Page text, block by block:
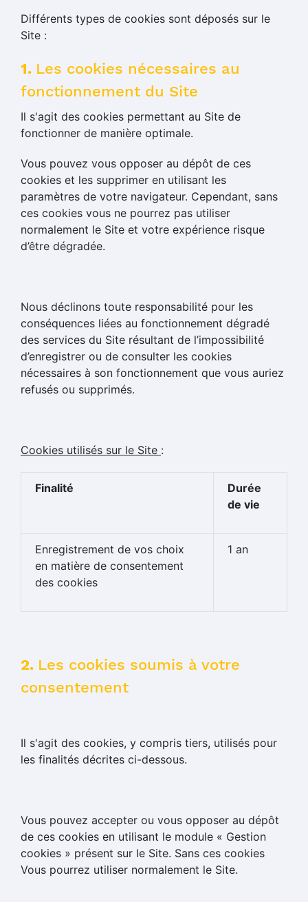
Différents types de cookies sont déposés sur le
Site :
1. Les cookies nécessaires au
fonctionnement du Site
Il s'agit des cookies permettant au Site de
fonctionner de manière optimale.
Vous pouvez vous opposer au dépôt de ces
cookies et les supprimer en utilisant les
paramètres de votre navigateur. Cependant, sans
ces cookies vous ne pourrez pas utiliser
normalement le Site et votre expérience risque
d’être dégradée.
Nous déclinons toute responsabilité pour les
conséquences liées au fonctionnement dégradé
des services du Site résultant de l’impossibilité
d’enregistrer ou de consulter les cookies
nécessaires à son fonctionnement que vous auriez
refusés ou supprimés.
Cookies utilisés sur le Site :
Finalité
Durée
de vie
Enregistrement de vos choix
en matière de consentement
des cookies
1 an
2. Les cookies soumis à votre
consentement
Il s'agit des cookies, y compris tiers, utilisés pour
les finalités décrites ci-dessous.
Vous pouvez accepter ou vous opposer au dépôt
de ces cookies en utilisant le module « Gestion
cookies » présent sur le Site. Sans ces cookies
Vous pourrez utiliser normalement le Site.